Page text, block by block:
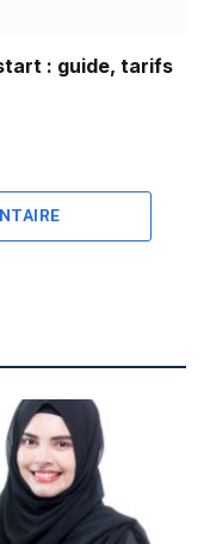
: guide, tarifs